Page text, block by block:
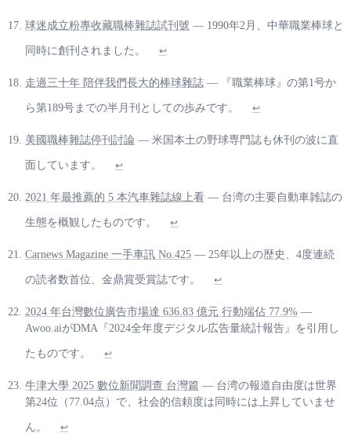
球迷成立粉專收藏職棒雜誌試刊號 — 1990年2月、中華職業棒球と
同時に創刊されました。 ↩
走過三十年 陪伴我們長大的棒球雜誌 — 『職業棒球』の第1号か
ら第189号までの半月刊としての歩みです。 ↩
美國職棒雜誌停刊討論 — 米国本土の野球専門誌も休刊の波に直
面しています。 ↩
2021 年最推薦的 5 本汽車雜誌線上看 — 台湾の主要自動車雑誌の
生態を概観したものです。 ↩
Carnews Magazine 一手車訊 No.425 — 25年以上の歴史、4度連続
の読者数首位、金鼎賞受賞誌です。 ↩
2024 年台灣數位廣告市場達 636.83 億元 行動端佔 77.9% —
Awoo.aiがDMA『2024全年度デジタル広告量統計報告』を引用し
たものです。 ↩
牛津大學 2025 數位新聞調查 台灣篇 — 台湾の報道自由度は世界
第24位（77.04点）で、社会的信頼度は同時には上昇していませ
ん。 ↩